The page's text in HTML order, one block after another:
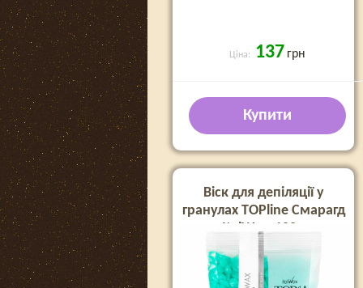
Ціна: 137 грн
Купити
Віск для депіляції у
гранулах TOPline Смарагд
ItalWax, 100 г